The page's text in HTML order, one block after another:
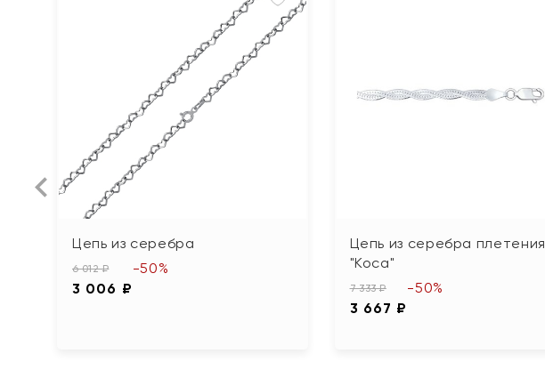
Цепь из серебра
6 012 ₽
3 006 ₽
-50%
Цепь из серебра плетения
"Коса"
7 333 ₽
3 667 ₽
-50%